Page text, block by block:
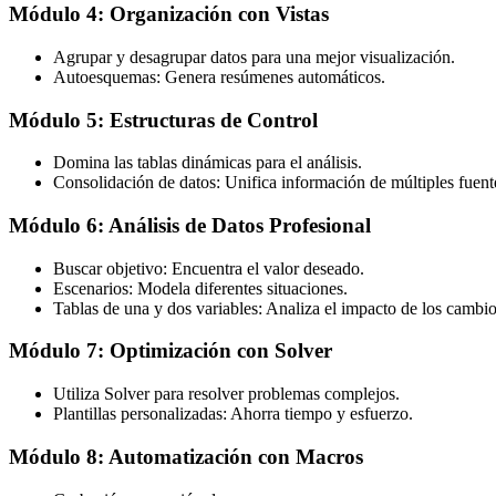
Módulo 4: Organización con Vistas
Agrupar y desagrupar datos para una mejor visualización.
Autoesquemas: Genera resúmenes automáticos.
Módulo 5: Estructuras de Control
Domina las tablas dinámicas para el análisis.
Consolidación de datos: Unifica información de múltiples
Módulo 6: Análisis de Datos Profesional
Buscar objetivo: Encuentra el valor deseado.
Escenarios: Modela diferentes situaciones.
Tablas de una y dos variables: Analiza el impacto de los
Módulo 7: Optimización con Solver
Utiliza Solver para resolver problemas complejos.
Plantillas personalizadas: Ahorra tiempo y esfuerzo.
Módulo 8: Automatización con Macros